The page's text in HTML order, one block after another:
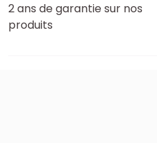
2 ans de garantie sur nos
produits